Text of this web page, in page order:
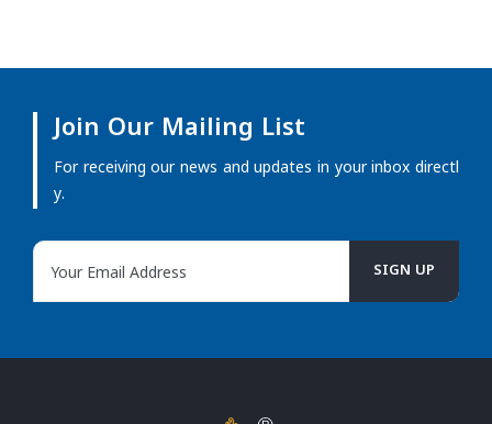
Join Our Mailing List
For receiving our news and updates in your inbox directl
y.